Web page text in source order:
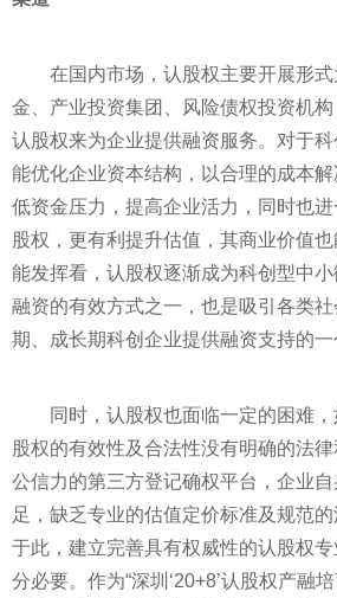
在国内市场，认股权主要开展形式
金 、产业投资集团、风险债权投资机构
认股权来为企业提供融资服务。对于
能优化企业资本结构，以合理的成本
低资金压力，提高企业活力，同时也
股权，更有利提升估值，其商业价值
能发挥看，认股权逐渐成为科创型中
融资的有效方式之一，也是吸引各类社
期、成长期科创企业提供融资支持的一
同时，认股权也面临一定的困难
股权的有效性及合法性没有明确的法
公信力的第三方登记确权平台，企业
足，缺乏专业的估值定价标准及规范
于此，建立完善具有权威性的认股权
分必要。作为“深圳‘20+8’认股权产融